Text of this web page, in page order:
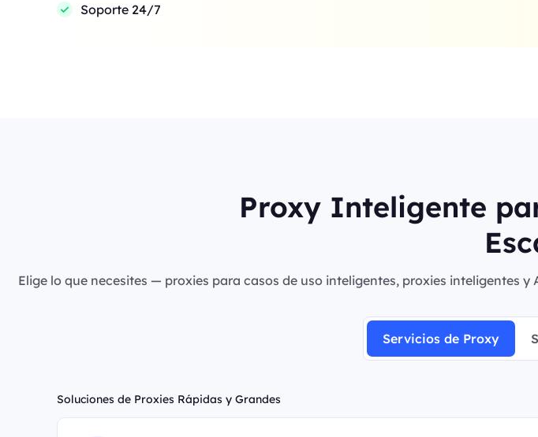
Soporte 24/7
Proxy Inteligente
Elige lo que necesites — proxies para casos de uso inteligentes, proxies inteligentes
Servicios de Proxy
Soluciones de Proxies Rápidas y Grandes